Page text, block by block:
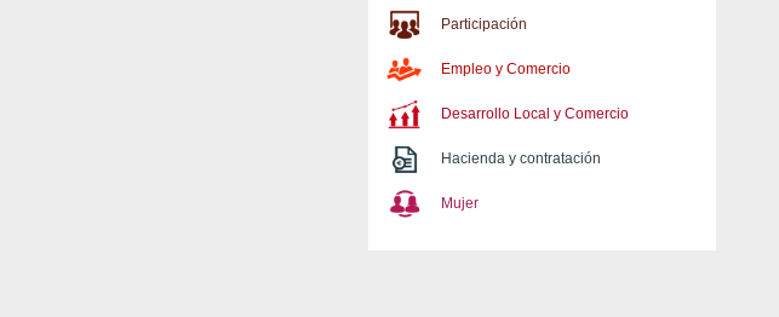
Participación
Empleo y Comercio
Desarrollo Local y Comercio
Hacienda y contratación
Mujer